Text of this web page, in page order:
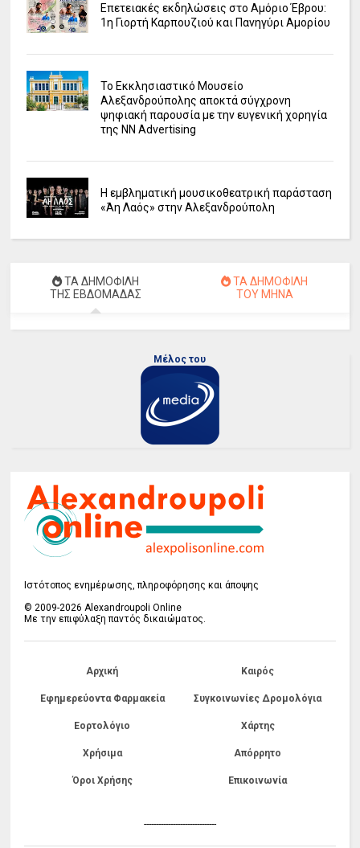
Επετειακές εκδηλώσεις στο Αμόριο Έβρου:
1η Γιορτή Καρπουζιού και Πανηγύρι Αμορίου
Το Εκκλησιαστικό Μουσείο
Αλεξανδρούπολης αποκτά σύγχρονη
ψηφιακή παρουσία με την ευγενική χορηγία
της NN Advertising
Η εμβληματική μουσικοθεατρική παράσταση
«Άη Λαός» στην Αλεξανδρούπολη
ΤΑ ΔΗΜΟΦΙΛΗ
ΤΗΣ ΕΒΔΟΜΑΔΑΣ
ΤΑ ΔΗΜΟΦΙΛΗ
ΤΟΥ ΜΗΝΑ
Μέλος του
Ιστότοπος ενημέρωσης, πληροφόρησης και άποψης
© 2009-2026 Alexandroupoli Online
Με την επιφύλαξη παντός δικαιώματος.
Αρχική Καιρός
Εφημερεύοντα Φαρμακεία Συγκοινωνίες Δρομολόγια
Εορτολόγιο Χάρτης
Χρήσιμα Απόρρητο
Όροι Χρήσης Επικοινωνία
------------------------------